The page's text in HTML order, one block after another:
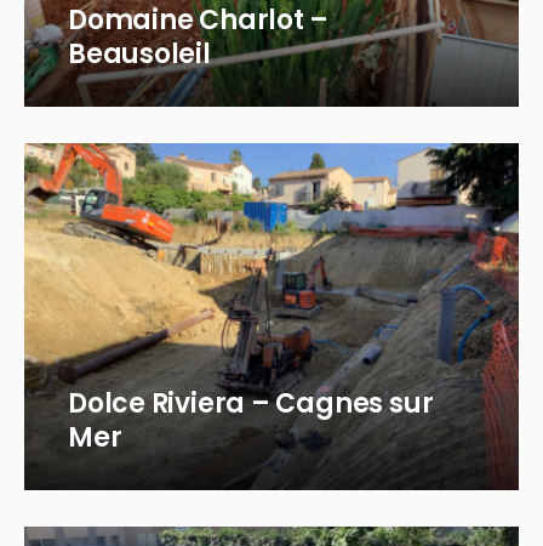
Domaine Charlot –
Beausoleil
Dolce Riviera – Cagnes sur
Mer